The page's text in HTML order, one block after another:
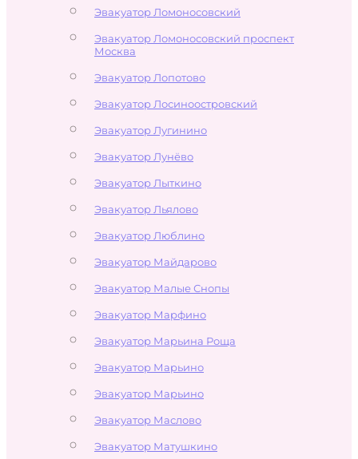
Эвакуатор Ломоносовский
Эвакуатор Ломоносовский проспект
Москва
Эвакуатор Лопотово
Эвакуатор Лосиноостровский
Эвакуатор Лугинино
Эвакуатор Лунёво
Эвакуатор Лыткино
Эвакуатор Льялово
Эвакуатор Люблино
Эвакуатор Майдарово
Эвакуатор Малые Снопы
Эвакуатор Марфино
Эвакуатор Марьина Роща
Эвакуатор Марьино
Эвакуатор Марьино
Эвакуатор Маслово
Эвакуатор Матушкино